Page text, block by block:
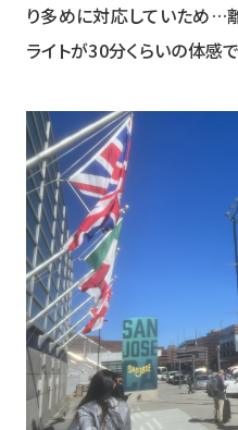
り多めに対応していため…
ライトが30分くらいの体感